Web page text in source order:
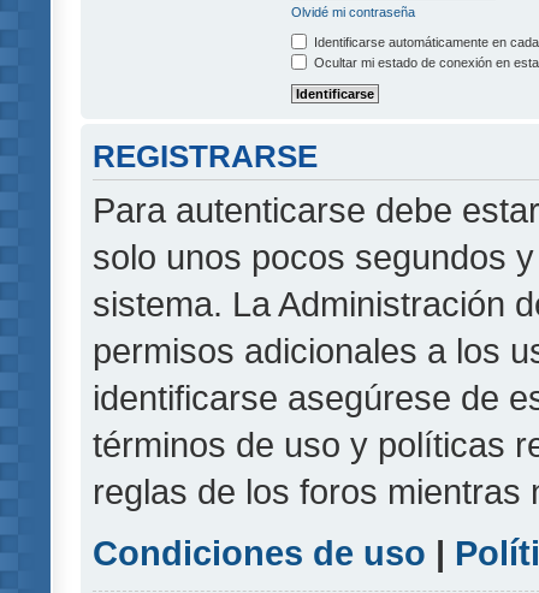
Olvidé mi contraseña
Identificarse automáticamente en
Ocultar mi estado de conexión en
REGISTRARSE
Para autenticarse debe
solo unos pocos segundos
sistema. La Administración
permisos adicionales a los
identificarse asegúrese de
términos de uso y políticas
reglas de los foros mientras
Condiciones de uso |